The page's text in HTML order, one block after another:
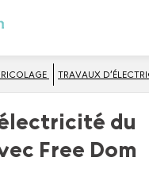
TRAVAUX
du
Free Dom